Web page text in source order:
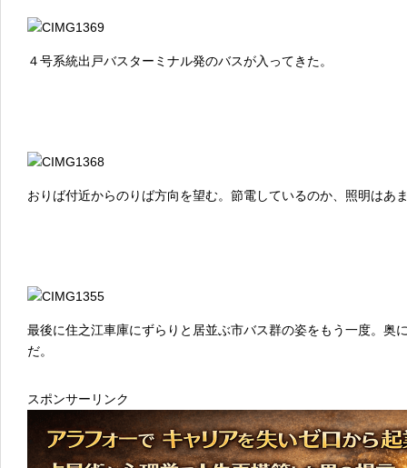
４号系統出戸バスターミナル発のバスが入ってきた。
おりば付近からのりば方向を望む。節電しているのか、照明はあ
最後に住之江車庫にずらりと居並ぶ市バス群の姿をもう一度。奥
だ。
スポンサーリンク